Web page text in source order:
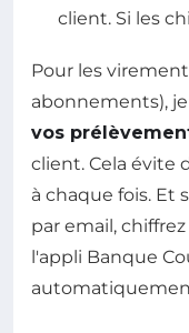
client. Si les
Pour les
abonnements),
vos
client. Cela évite
à chaque fois. Et
par email,
l'appli Banque